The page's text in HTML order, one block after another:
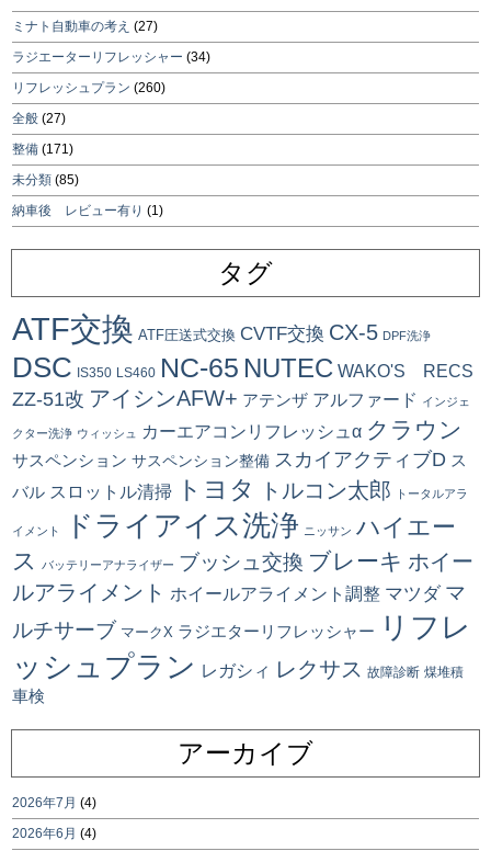
ミナト自動車の考え (27)
ラジエーターリフレッシャー (34)
リフレッシュプラン (260)
全般 (27)
整備 (171)
未分類 (85)
納車後 レビュー有り (1)
タグ
ATF交換 ATF圧送式交換 CVTF交換 CX-5 DPF洗浄
DSC IS350 LS460 NC-65 NUTEC WAKO'S RECS
ZZ-51改 アイシンAFW+ アテンザ アルファード インジェ
クター洗浄 ウィッシュ カーエアコンリフレッシュα クラウン
サスペンション サスペンション整備 スカイアクティブD ス
バル スロットル清掃 トヨタ トルコン太郎 トータルアラ
イメント ドライアイス洗浄 ニッサン ハイエー
ス
バッテリーアナライザー ブッシュ交換 ブレーキ ホイー
ルアライメント ホイールアライメント調整 マツダ マ
ルチサーブ マークX ラジエターリフレッシャー
リフレ
ッシュプラン レガシィ レクサス 故障診断 煤堆積
車検
アーカイブ
2026年7月 (4)
2026年6月 (4)